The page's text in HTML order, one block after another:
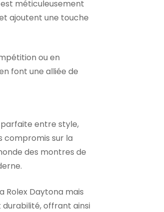
méticuleusement
ajoutent une touche
ou en
font une alliée de
parfaite entre style,
compromis sur la
des montres de
Rolex Daytona mais
offrant ainsi